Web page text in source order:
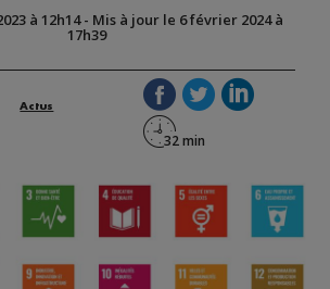
à 12h14- Mis à jour le 6 février 2024 à
17h39
Actus